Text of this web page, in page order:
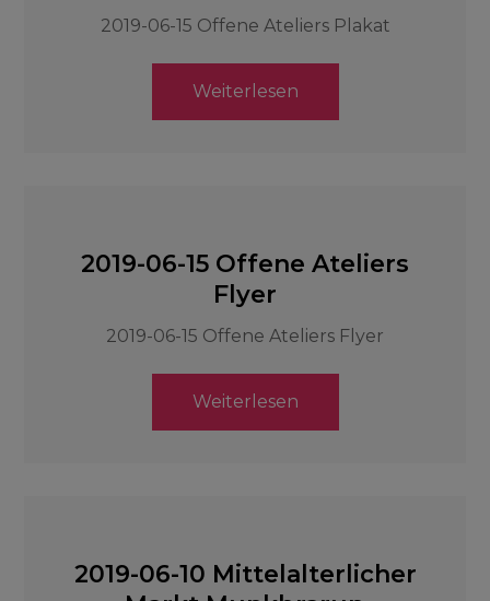
2019-06-15 Offene Ateliers Plakat
Weiterlesen
2019-06-15 Offene Ateliers
Flyer
2019-06-15 Offene Ateliers Flyer
Weiterlesen
2019-06-10 Mittelalterlicher